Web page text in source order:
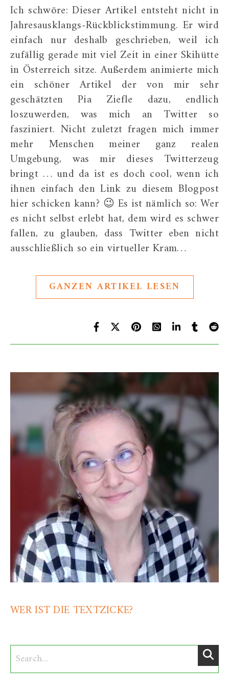
Ich schwöre: Dieser Artikel entsteht nicht in
Jahresausklangs-Rückblickstimmung. Er wird
einfach nur deshalb geschrieben, weil ich
zufällig gerade mit viel Zeit in einer Skihütte
in Österreich sitze. Außerdem animierte mich
ein schöner Artikel der von mir sehr
geschätzten Pia Ziefle dazu, endlich
loszuwerden, was mich an Twitter so
fasziniert. Nicht zuletzt fragen mich immer
mehr Menschen meiner ganz realen
Umgebung, was mir dieses Twitterzeug
bringt … und da ist es doch cool, wenn ich
ihnen einfach den Link zu diesem Blogpost
hier schicken kann? 😉 Es ist nämlich so: Wer
es nicht selbst erlebt hat, dem wird es schwer
fallen, zu glauben, dass Twitter eben nicht
ausschließlich so ein virtueller Kram…
GANZEN ARTIKEL LESEN
WER IST DIE TEXTZICKE?